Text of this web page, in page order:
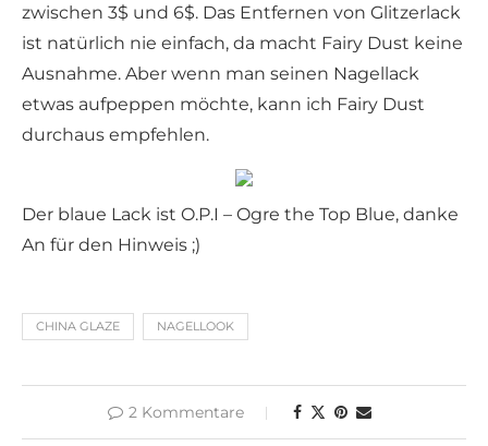
zwischen 3$ und 6$. Das Entfernen von Glitzerlack
ist natürlich nie einfach, da macht Fairy Dust keine
Ausnahme. Aber wenn man seinen Nagellack
etwas aufpeppen möchte, kann ich Fairy Dust
durchaus empfehlen.
Der blaue Lack ist O.P.I – Ogre the Top Blue, danke
An für den Hinweis ;)
CHINA GLAZE NAGELLOOK
2 Kommentare